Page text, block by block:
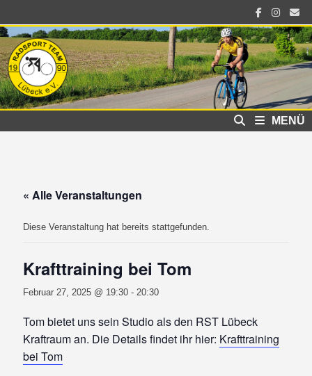
springen
MENÜ
« Alle Veranstaltungen
Diese Veranstaltung hat bereits stattgefunden.
Krafttraining bei Tom
Februar 27, 2025 @ 19:30- 20:30
Tom bietet uns sein Studio als den RST Lübeck
Kraftraum an. Die Details findet ihr hier: Krafttraining
bei Tom